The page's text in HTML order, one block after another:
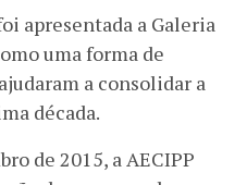
apresentada a Galeria
uma forma de
a consolidar a
década.
de 2015, a AECIPP